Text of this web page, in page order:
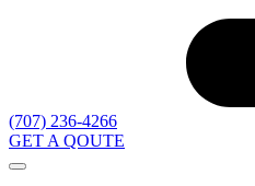
(707) 236-4266
GET A QOUTE